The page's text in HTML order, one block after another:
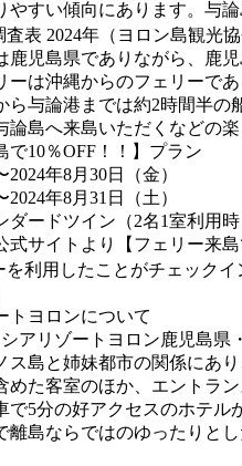
やすい傾向にあります。与
表 2024年（ヨロン島観光協
鹿児島県でありながら、鹿
ーは沖縄からのフェリーで
ら与論港までは約2時間半
論島へ来島いただくなどの楽
で10％OFF！！】プラン
2024年8月30日（金）
2024年8月31日（土）
ダードツイン（2名1室利用
式サイトより【フェリー来
利用したことがチェック
トヨロンについて
鹿児島県
ス島と姉妹都市の関係にあ
めた客室のほか、エントラ
で5分の好アクセスのホテル
離島ならではのゆったりと